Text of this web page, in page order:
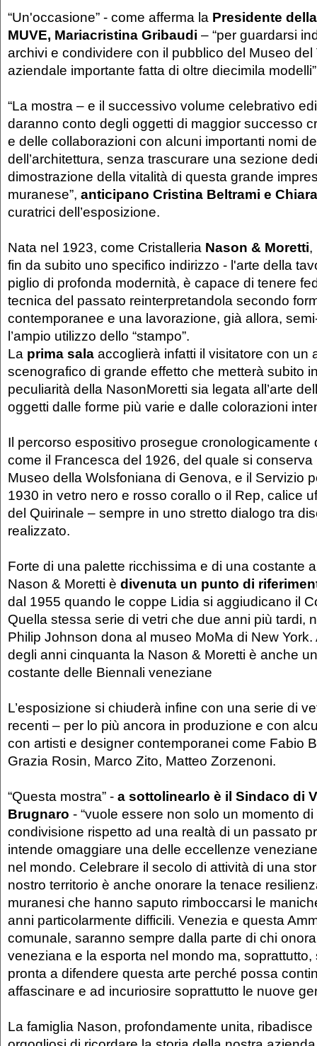
“Un'occasione” - come afferma la Presidente
MUVE, Mariacristina Gribaudi – “per guardarsi
archivi e condividere con il pubblico del Museo del
aziendale importante fatta di oltre diecimila
“La mostra – e il successivo volume celebrativo
daranno conto degli oggetti di maggior successo
e delle collaborazioni con alcuni importanti nomi
dell’architettura, senza trascurare una sezione
dimostrazione della vitalità di questa grande
muranese”, anticipano Cristina Beltrami e
curatrici dell’esposizione.
Nata nel 1923, come Cristalleria Nason & Moretti,
fin da subito uno specifico indirizzo - l'arte della
piglio di profonda modernità, è capace di tenere
tecnica del passato reinterpretandola secondo
contemporanee e una lavorazione, già allora,
l’ampio utilizzo dello “stampo”.
La prima sala accoglierà infatti il visitatore con un
scenografico di grande effetto che metterà subito
peculiarità della NasonMoretti sia legata all’arte
oggetti dalle forme più varie e dalle colorazioni
Il percorso espositivo prosegue cronologicamente
come il Francesca del 1926, del quale si
Museo della Wolsfoniana di Genova, e il Servizio
1930 in vetro nero e rosso corallo o il Rep, calice
del Quirinale – sempre in uno stretto dialogo tra
realizzato.
Forte di una palette ricchissima e di una costante
Nason & Moretti è divenuta un punto di
dal 1955 quando le coppe Lidia si aggiudicano il
Quella stessa serie di vetri che due anni più tardi,
Philip Johnson dona al museo MoMa di New York.
degli anni cinquanta la Nason & Moretti è anche
costante delle Biennali veneziane
L’esposizione si chiuderà infine con una serie di
recenti – per lo più ancora in produzione e con
con artisti e designer contemporanei come Fabio
Grazia Rosin, Marco Zito, Matteo Zorzenoni.
“Questa mostra” - a sottolinearlo è il Sindaco di
Brugnaro - “vuole essere non solo un momento
condivisione rispetto ad una realtà di un passato
intende omaggiare una delle eccellenze
nel mondo. Celebrare il secolo di attività di una
nostro territorio è anche onorare la tenace
muranesi che hanno saputo rimboccarsi le
anni particolarmente difficili. Venezia e questa
comunale, saranno sempre dalla parte di chi
veneziana e la esporta nel mondo ma, soprattutto,
pronta a difendere questa arte perché possa
affascinare e ad incuriosire soprattutto le nuove
La famiglia Nason, profondamente unita, ribadisce